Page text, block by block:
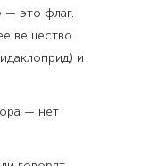
— это флаг.
вещество
и
— нет